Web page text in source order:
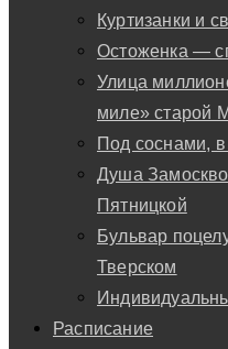
Куртизанки и
Остоженка —
Улица
миле» старой
Под соснами,
Душа
Пятницкой
Бульвар
Тверском
Расписание